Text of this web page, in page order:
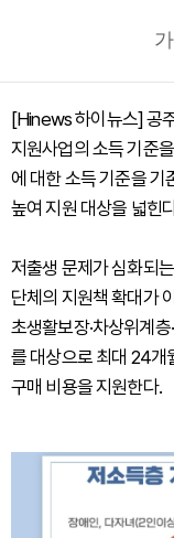
가
[Hinews 하이뉴스] 공
지원사업의 소득 기준
에 대한 소득 기준을
높여 지원 대상을 넓힌
저출생 문제가 심화되
단체의 지원책 확대가
초생활보장·차상위계
를 대상으로 최대 24개
구매 비용을 지원한다.